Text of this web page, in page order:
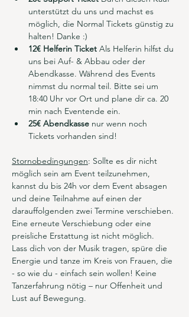
unterstützt du uns und machst es
möglich, die Normal Tickets günstig zu
halten! Danke :)
12€ Helferin Ticket Als Helferin hilfst du
uns bei Auf- & Abbau oder der
Abendkasse. Während des Events
nimmst du normal teil. Bitte sei um
18:40 Uhr vor Ort und plane dir ca. 20
min nach Eventende ein.
25€ Abendkasse nur wenn noch
Tickets vorhanden sind!
Stornobedingungen: Sollte es dir nicht
möglich sein am Event teilzunehmen,
kannst du bis 24h vor dem Event absagen
und deine Teilnahme auf einen der
darauffolgenden zwei Termine verschieben.
Eine erneute Verschiebung oder eine
preisliche Erstattung ist nicht möglich.
Lass dich von der Musik tragen, spüre die
Energie und tanze im Kreis von Frauen, die
- so wie du - einfach sein wollen! Keine
Tanzerfahrung nötig – nur Offenheit und
Lust auf Bewegung.